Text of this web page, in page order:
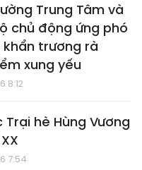
Trung Tâm và
chủ động ứng phó
khẩn trương rà
xung yếu
8:12
Trại hè Hùng Vương
7:54